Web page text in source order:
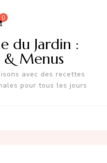
0
du Jardin :
& Menus
avec des recettes
pour tous les jours